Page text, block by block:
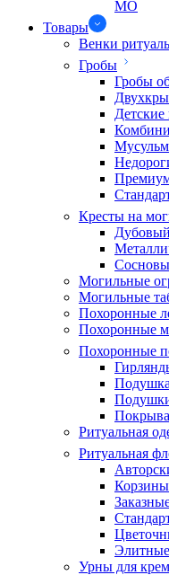
МО
Товары
Венки
Гробы
Гробы
Кресты на
Могильные
Могильные
Похоронные
Похоронные
Похоронные
Ритуальная
Ритуальная
Урны для